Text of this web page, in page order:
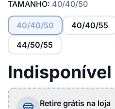
TAMANHO: 40/40/50
40/40/50 40/40/55
44/50/55
Indisponível
Retire grátis na loja